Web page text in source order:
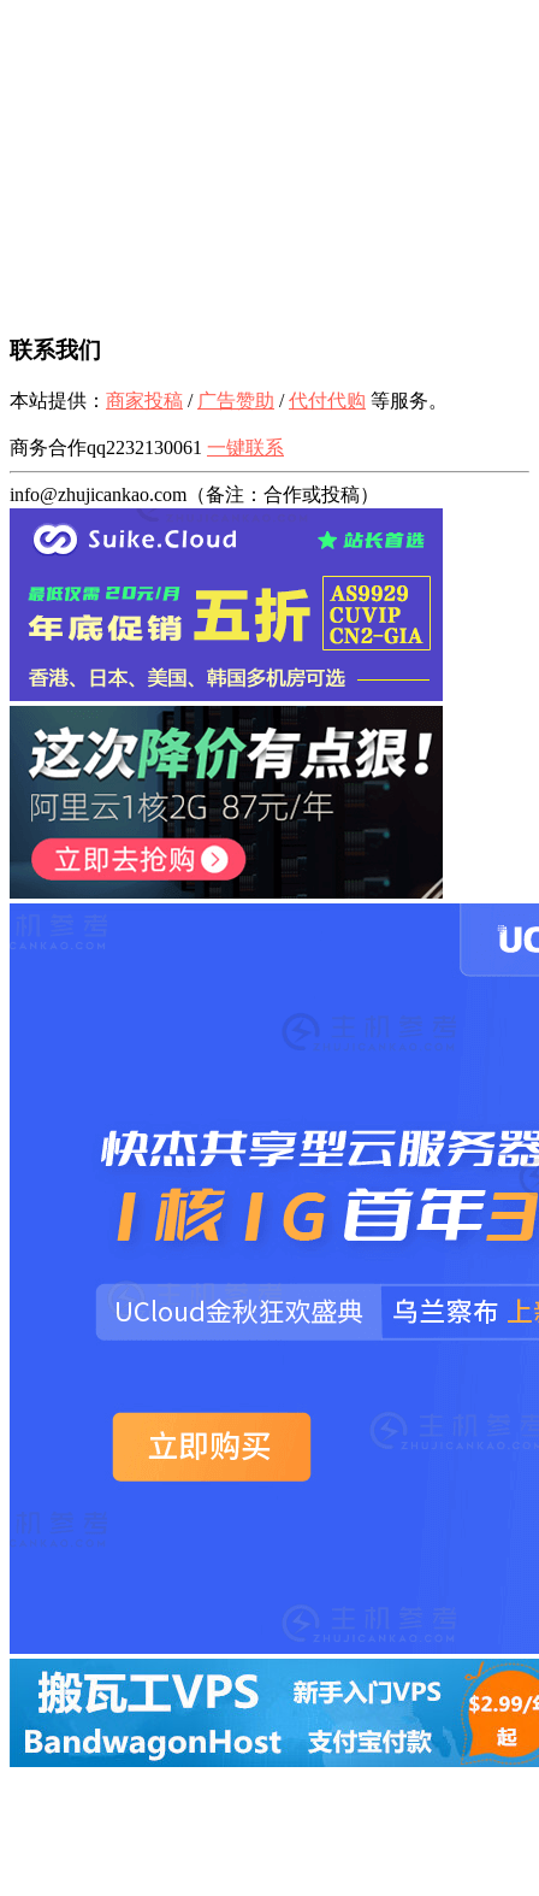
联系我们
本站提供： 商家投稿 / 广告赞助 /代付代购 等服务。
商务合作qq2232130061 一键联系
info@zhujicankao.com（备注：合作或投稿）